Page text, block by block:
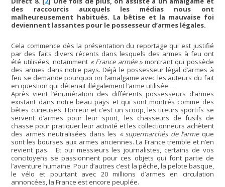
des raccourcis auxquels les médias nous ont
malheureusement habitués. La bêtise et la mauvaise foi
deviennent lassantes pour le possesseur d’armes légales.
Cela commence dès la présentation du reportage qui est justifié
par des faits divers récents dans lesquels des armes à feu ont
été utilisées, notamment « France armée »montrant qui possède
des armes dans notre pays. Déjà le possesseur légal d’armes à
feu se demande pourquoi on l’amalgame avec les auteurs du fait
en question qui détenait illégalement l’arme utilisée…
Après vient l’énumération des différents possesseurs d’armes
existant dans notre beau pays et qui sont montrés comme des
bêtes curieuses. Horreur et c’est un scoop, les tireurs sportifs se
servent d’armes pour leur sport, les chasseurs de fusils de
chasse pour pratiquer leur activité et les collectionneurs achètent
des armes neutralisées dans les « supermarchés de l’arme que
sont les bourses aux armes anciennes. La France tremble et n’en
revient pas… Et oui messieurs les journalistes, certains de vos
concitoyens se passionnent pour ces objets qui font partie de
l’aventure humaine. Pour d’autres c’est la pêche, la pelote basque,
le vélo et pourtant avec 20 millions d’armes en circulation
annoncées, la France est encore peuplée.